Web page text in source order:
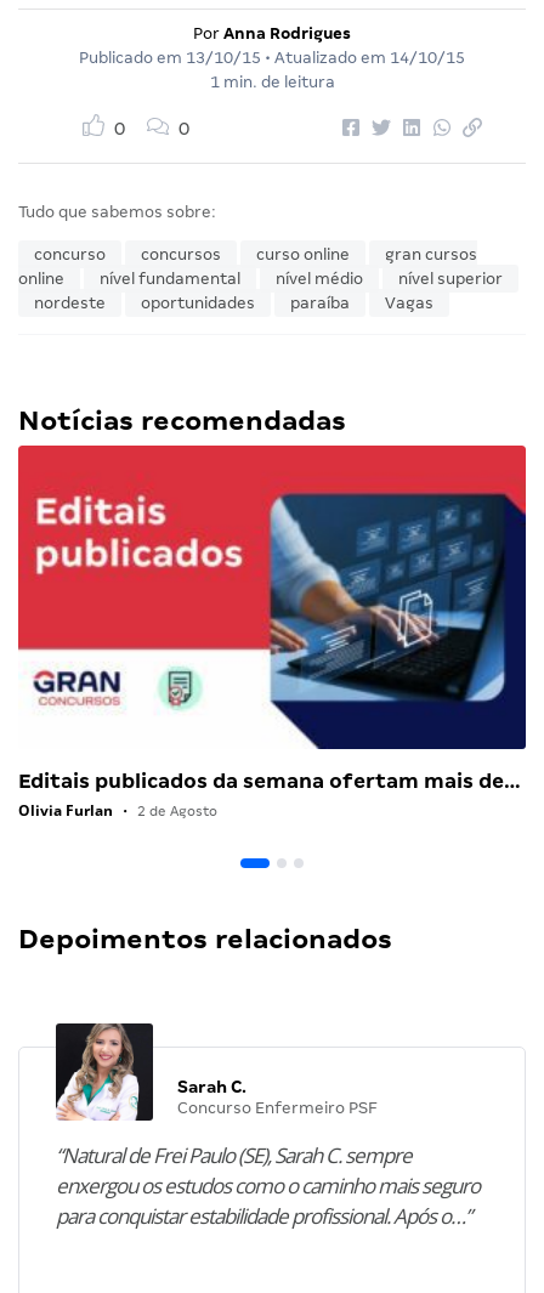
Por Anna Rodrigues
Publicado em 13/10/15 • Atualizado em 14/10/15
1 min. de leitura
0 0
Tudo que sabemos sobre:
concurso concursos curso online
gran cursos
online
nível fundamental nível médio
nível superior
nordeste
oportunidades paraíba Vagas
Notícias recomendadas
Editais publicados da semana ofertam mais de…
Olivia Furlan • 2 de Agosto
Depoimentos relacionados
Sarah C.
Concurso Enfermeiro PSF
“Natural de Frei Paulo (SE), Sarah C. sempre
enxergou os estudos como o caminho mais seguro
para conquistar estabilidade profissional. Após o…”